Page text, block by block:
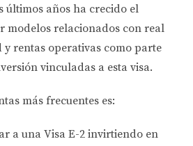
últimos años ha crecido el
modelos relacionados con real
y rentas operativas como parte
vinculadas a esta visa.
más frecuentes es:
a una Visa E-2 invirtiendo en